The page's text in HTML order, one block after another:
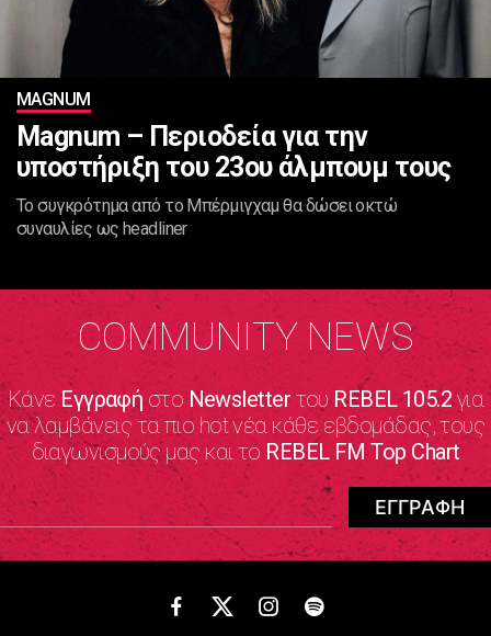
MAGNUM
Magnum – Περιοδεία για την
υποστήριξη του 23ου άλμπουμ τους
Το συγκρότημα από το Μπέρμιγχαμ θα δώσει οκτώ
συναυλίες ως headliner
COMMUNITY NEWS
Κάνε Εγγραφήστο NewsletterτουREBEL 105.2για
να λαμβάνεις τα πιο hot νέα κάθε εβδομάδας, τους
διαγωνισμούς μας και το REBEL FM Top Chart